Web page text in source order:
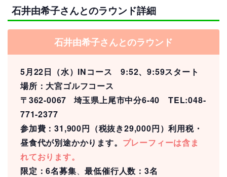
石井由希子さんとのラウンド詳細
石井由希子さんとのラウンド
5月22日（水）INコース 9:52、9:59スタート
場所：大宮ゴルフコース
〒362-0067 埼玉県上尾市中分6-40 TEL:048-
771-2377
参加費：31,900円（税抜き29,000円）利用税・
昼食代が別途かかります。 プレーフィーは含ま
れております。
限定：6名募集、最低催行人数：3名